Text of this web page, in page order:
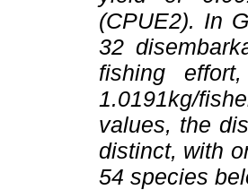
(CPUE2). In
32
fishing
1.0191kg/
values, the
distinct, with
54 species